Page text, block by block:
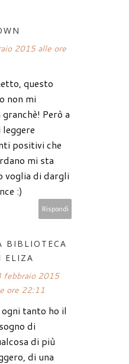
2015 alle ore
questo
non mi
Però a
positivi che
mi sta
voglia di dargli
:)
Rispondi
BIBLIOTECA
ELIZA
febbraio 2015
ore 22:11
ogni tanto ho il
di
di più
di una